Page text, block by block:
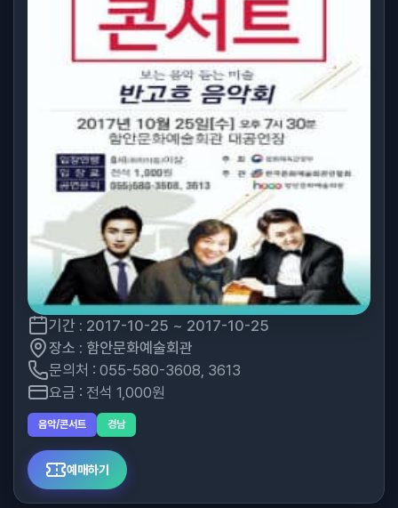
기간 : 2017-10-25 ~ 2017-10-25
장소 : 함안문화예술회관
문의처 : 055-580-3608, 3613
요금 : 전석 1,000원
음악/콘서트 경남
예매하기